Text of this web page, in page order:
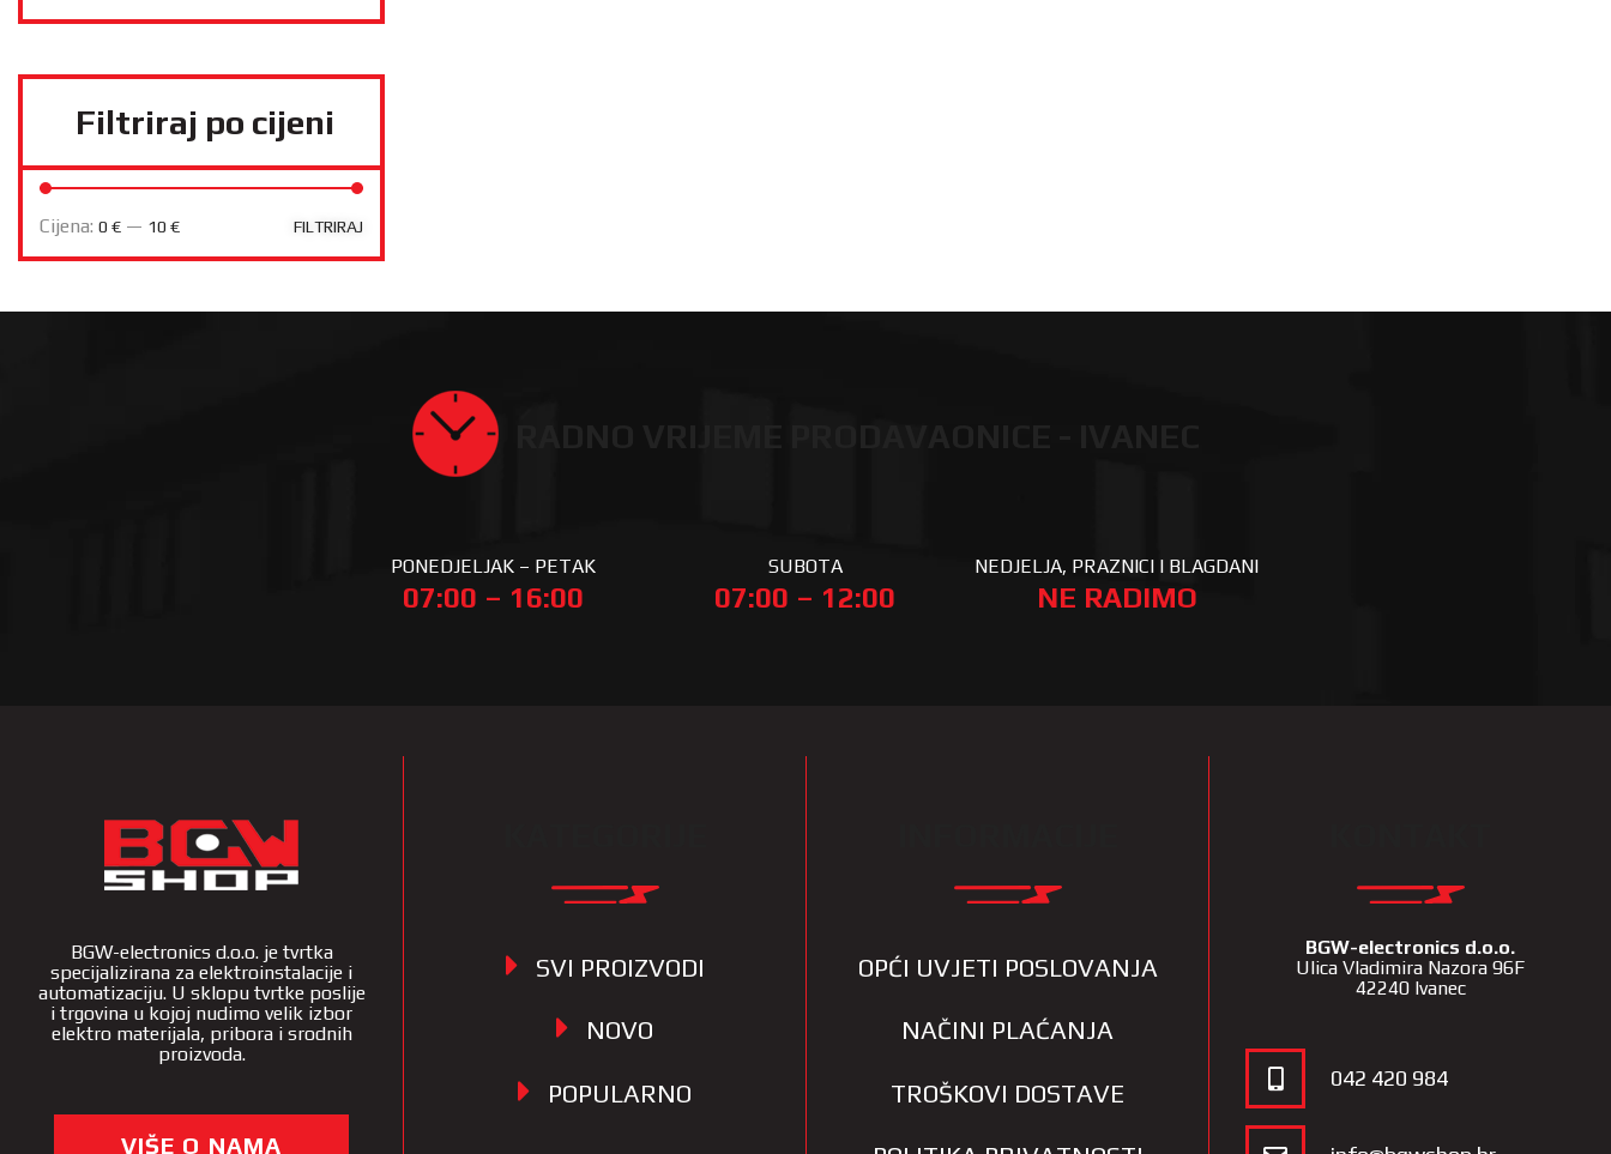
Filtriraj po cijeni
FILTRIRAJ
Cijena: 0 € — 10 €
PONEDJELJAK – PETAK
07:00 – 16:00
SUBOTA
07:00 – 12:00
NEDJELJA, PRAZNICI I BLAGDANI
NE RADIMO
BGW-electronics d.o.o. je tvrtka
specijalizirana za elektroinstalacije i
automatizaciju. U sklopu tvrtke poslije
i trgovina u kojoj nudimo velik izbor
elektro materijala, pribora i srodnih
proizvoda.
VIŠE O NAMA
SVI PROIZVODI
NOVO
POPULARNO
OPĆI UVJETI POSLOVANJA
NAČINI PLAĆANJA
TROŠKOVI DOSTAVE
BGW-electronics d.o.o.
Ulica Vladimira Nazora 96F
42240 Ivanec
042 420 984